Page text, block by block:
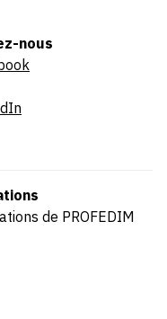
nous
de PROFEDIM